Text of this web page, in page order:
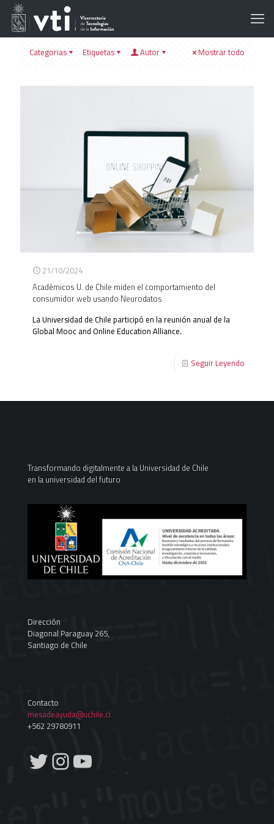
Categorias Etiquetas Autor Mostrar todo
21/10/2024
Académicos U. de Chile miden el comportamiento del
consumidor web usando Neurodatos
La Universidad de Chile participó en la reunión anual de la
Global Mooc and Online Education Alliance.
Seguir Leyendo
Transformando digitalmente a la Universidad de Chile
en la universidad del futuro
Dirección
Diagonal Paraguay 265,
Santiago de Chile
Contacto
mesadeayuda@uchile.cl
+562 29780911
Twitter
Instagram
YouTube